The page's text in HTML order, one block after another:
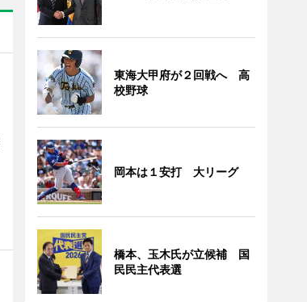
東海大甲府が２回戦へ 高
校野球
岡本は１安打 大リーグ
橋本、玉木氏が立候補 国
民民主代表選